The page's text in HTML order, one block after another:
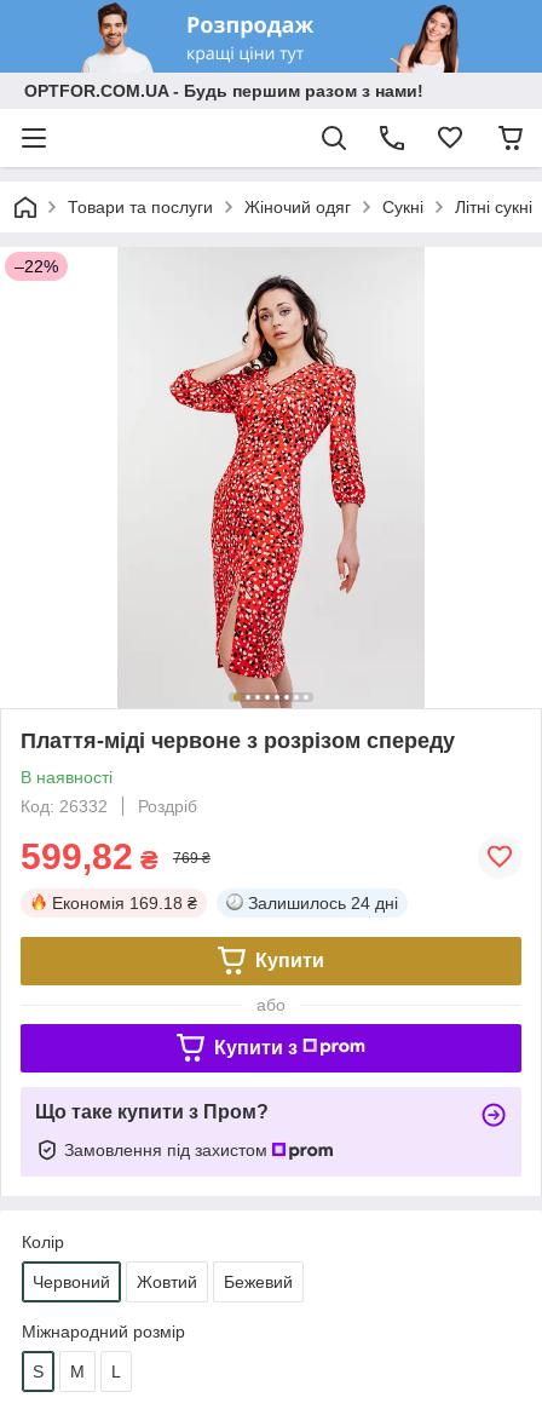
OPTFOR.COM.UA - Будь першим разом з нами!
Товари та послуги Жіночий одяг Сукні Літні сукні
–22%
Плаття-міді червоне з розрізом спереду
В наявності
Код: 26332
Роздріб
599,82 ₴ 769 ₴
Економія 169.18 ₴ Залишилось 24 дні
Купити
або
Купити з
Що таке купити з Пром?
Замовлення під захистом
Колір
Червоний Жовтий Бежевий
Міжнародний розмір
S M L